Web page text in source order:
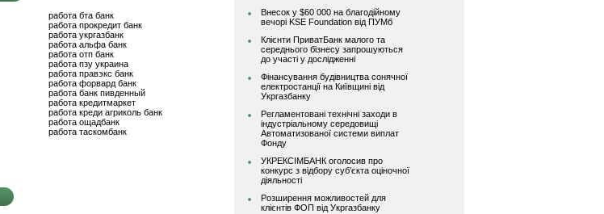
работа бта банк
работа прокредит банк
работа укргазбанк
работа альфа банк
работа отп банк
работа пзу украина
работа правэкс банк
работа форвард банк
работа банк пивденный
работа кредитмаркет
работа креди агриколь банк
работа ощадбанк
работа таскомбанк
Внесок у $60 000 на благодійному
вечорі KSE Foundation від ПУМб
Клієнти ПриватБанк малого та
середнього бізнесу запрошуються
до участі у дослідженні
Фінансування будівництва сонячної
електростанції на Київщині від
Укргазбанку
Регламентовані технічні заходи в
індустріальному середовищі
Автоматизованої системи виплат
Фонду
УКРЕКСІМБАНК оголосив про
конкурс з відбору суб’єкта оціночної
діяльності
Розширення можливостей для
клієнтів ФОП від Укргазбанку